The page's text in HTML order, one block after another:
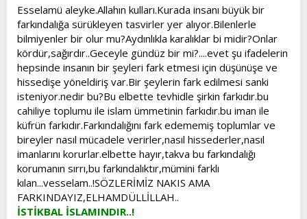
l
a
t
a
n
a
i
h
i
Esselamü aleyke.Allahın kulları.Kurada insanı büyük bir
farkındalığa sürükleyen tasvirler yer alıyor.Bilenlerle
bilmiyenler bir olur mu?Aydınlıkla karalıklar bi midir?Onlar
kördür,sağırdır..Geceyle gündüz bir mi?....evet şu ifadelerin
hepsinde insanın bir şeyleri fark etmesi için düşünüşe ve
hissedişe yöneldiriş var.Bir şeylerin fark edilmesi sanki
isteniyor.nedir bu?Bu elbette tevhidle şirkin farkıdır.bu
cahiliye toplumu ile islam ümmetinin farkıdır.bu iman ile
küfrün farkıdır.Farkındalığını fark edememiş toplumlar ve
bireyler nasıl mücadele verirler,nasıl hissederler,nasıl
imanlarını korurlar.elbette hayır,takva bu farkındalığı
korumanın sırrı,bu farkındalıktır,mümini farklı
kılan...vesselam..!SÖZLERİMİZ NAKIS AMA
FARKINDAYIZ,ELHAMDÜLLİLLAH..
İSTİKBAL İSLAMINDIR..!